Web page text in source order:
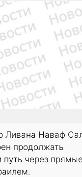
Ливана Наваф
продолжать
путь через прямые